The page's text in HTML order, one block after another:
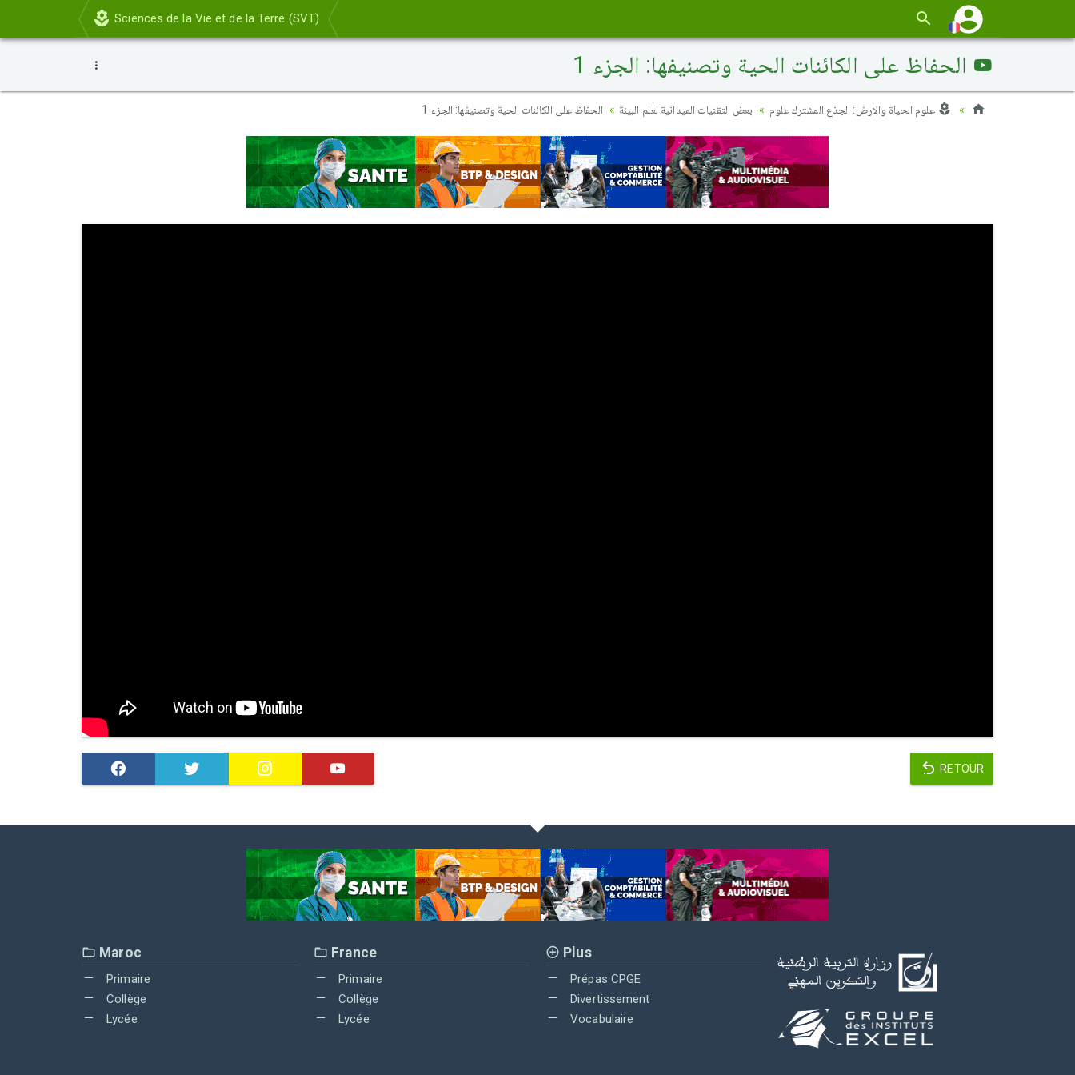
Sciences de la Vie et de la Terre (SVT)
الحفاظ على الكائنات الحية وتصنيفها: الجزء 1
علوم الحياة والارض: الجذع المشترك علوم بعض التقنيات الميدانية لعلم البيئة الحفاظ على الكائنات الحية وتصنيفها: الجزء 1
RETOUR
Maroc
Primaire
Collège
Lycée
France
Primaire
Collège
Lycée
Plus
Prépas CPGE
Divertissement
Vocabulaire